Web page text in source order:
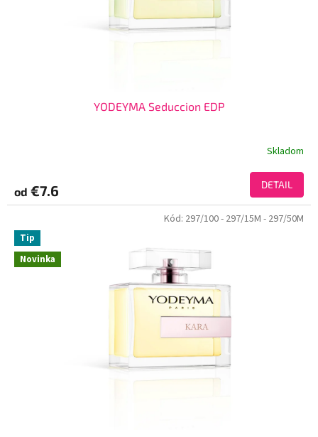
YODEYMA Seduccion EDP
Skladom
od €7.6 DETAIL
Novinka
Tip
Kód: 297/100- 297/15M - 297/50M